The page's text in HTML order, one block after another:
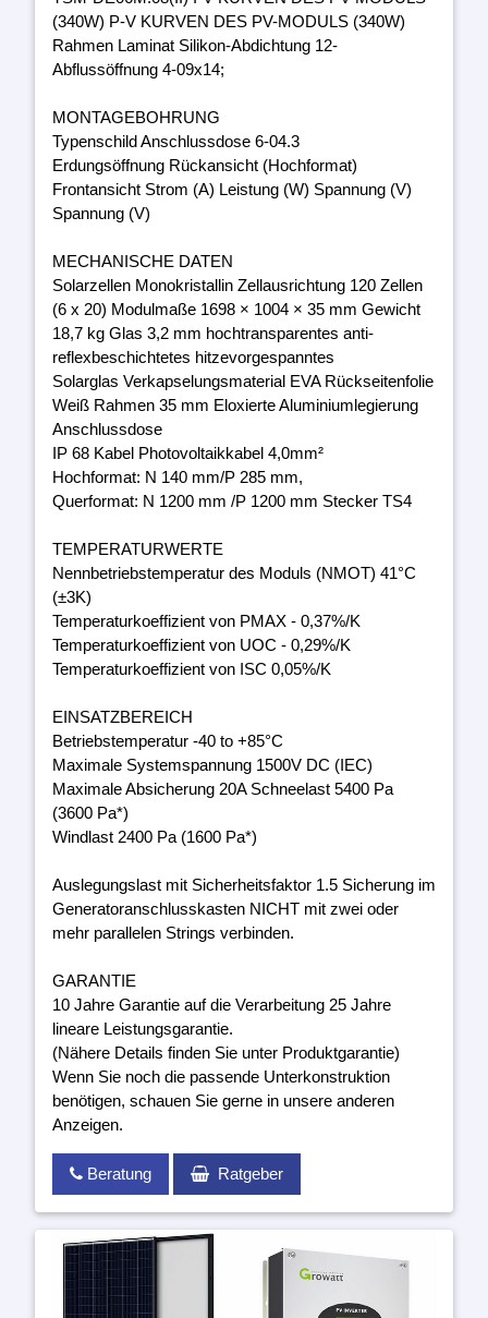
(340W) P-V KURVEN DES PV-MODULS (340W)
Rahmen Laminat Silikon-Abdichtung 12-
Abflussöffnung 4-09x14;
MONTAGEBOHRUNG
Typenschild Anschlussdose 6-04.3
Erdungsöffnung Rückansicht (Hochformat)
Frontansicht Strom (A) Leistung (W) Spannung (V)
Spannung (V)
MECHANISCHE DATEN
Solarzellen Monokristallin Zellausrichtung 120 Zellen
(6 x 20) Modulmaße 1698 × 1004 × 35 mm Gewicht
18,7 kg Glas 3,2 mm hochtransparentes anti-
reflexbeschichtetes hitzevorgespanntes
Solarglas Verkapselungsmaterial EVA Rückseitenfolie
Weiß Rahmen 35 mm Eloxierte Aluminiumlegierung
Anschlussdose
IP 68 Kabel Photovoltaikkabel 4,0mm²
Hochformat: N 140 mm/P 285 mm,
Querformat: N 1200 mm /P 1200 mm Stecker TS4
TEMPERATURWERTE
Nennbetriebstemperatur des Moduls (NMOT) 41°C
(±3K)
Temperaturkoeffizient von PMAX - 0,37%/K
Temperaturkoeffizient von UOC - 0,29%/K
Temperaturkoeffizient von ISC 0,05%/K
EINSATZBEREICH
Betriebstemperatur -40 to +85°C
Maximale Systemspannung 1500V DC (IEC)
Maximale Absicherung 20A Schneelast 5400 Pa
(3600 Pa*)
Windlast 2400 Pa (1600 Pa*)
Auslegungslast mit Sicherheitsfaktor 1.5 Sicherung im
Generatoranschlusskasten NICHT mit zwei oder
mehr parallelen Strings verbinden.
GARANTIE
10 Jahre Garantie auf die Verarbeitung 25 Jahre
lineare Leistungsgarantie.
(Nähere Details finden Sie unter Produktgarantie)
Wenn Sie noch die passende Unterkonstruktion
benötigen, schauen Sie gerne in unsere anderen
Anzeigen.
Beratung Ratgeber